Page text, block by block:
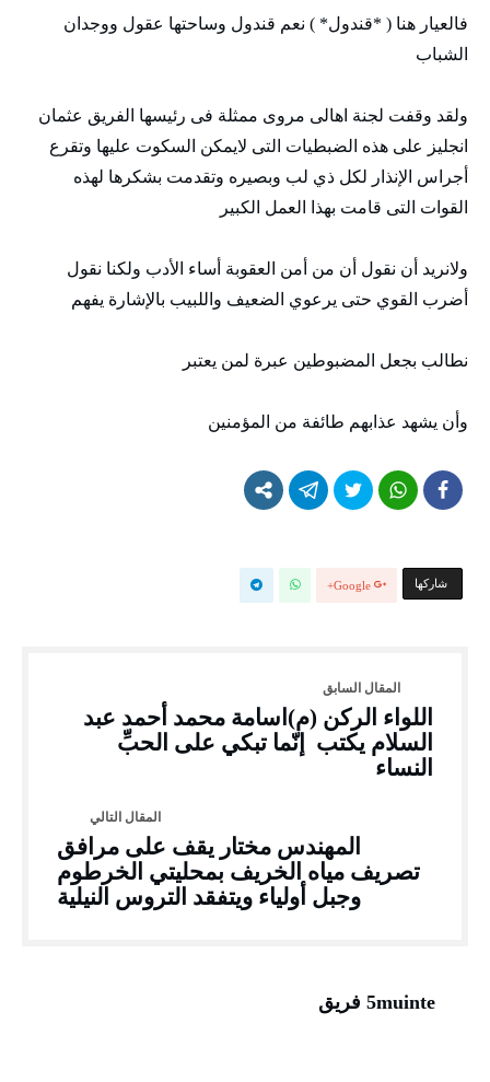
فالعيار هنا ( *قندول* ) نعم قندول وساحتها عقول ووجدان
الشباب
ولقد وقفت لجنة اهالى مروى ممثلة فى رئيسها الفريق عثمان
انجليز على هذه الضبطيات التى لايمكن السكوت عليها وتقرع
أجراس الإنذار لكل ذي لب وبصيره وتقدمت بشكرها لهذه
القوات التى قامت بهذا العمل الكبير
ولانريد أن نقول أن من أمن العقوبة أساء الأدب ولكنا نقول
أضرب القوي حتى يرعوي الضعيف واللبيب بالإشارة يفهم
نطالب بجعل المضبوطين عبرة لمن يعتبر
وأن يشهد عذابهم طائفة من المؤمنين
‫‫ شاركها‬ Google+
اللواء الركن (م)اسامة محمد أحمد عبد
السلام يكتب إنّما تبكي على الحبِّ
النساء
المهندس مختار يقف على مرافق
تصريف مياه الخريف بمحليتي الخرطوم
وجبل أولياء ويتفقد التروس النيلية
5muinte فريق